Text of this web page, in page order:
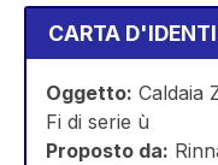
CARTA
Oggetto: Caldaia
Fi di serie ù
Proposto da: